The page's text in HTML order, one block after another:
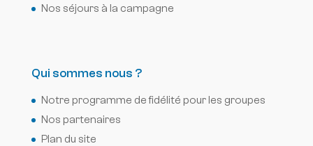
Nos séjours à la campagne
Qui sommes nous ?
Notre programme de fidélité pour les groupes
Nos partenaires
Plan du site